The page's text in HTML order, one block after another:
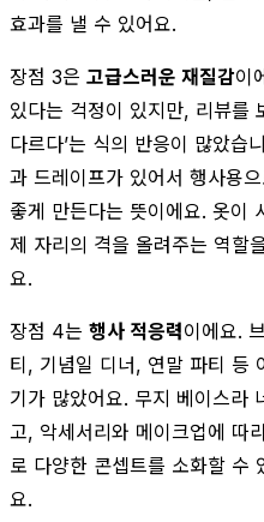
효과를 낼 수 있어요.
장점 3은 고급스러운 재질감이
있다는 걱정이 있지만, 리뷰를
다르다’는 식의 반응이 많았습
과 드레이프가 있어서 행사용
좋게 만든다는 뜻이에요. 옷이
제 자리의 격을 올려주는 역할
요.
장점 4는 행사 적응력이에요.
티, 기념일 디너, 연말 파티 등
기가 많았어요. 무지 베이스라
고, 악세서리와 메이크업에 따
로 다양한 콘셉트를 소화할 수
요.